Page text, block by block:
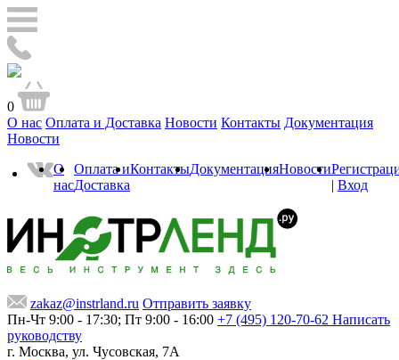
0
О нас Оплата и Доставка Новости Контакты Документация
Новости
О
нас
Оплата и
Доставка
КонтактыДокументацияНовости
| Вход
zakaz@instrland.ru Отправить заявку
Пн-Чт 9:00 - 17:30; Пт 9:00 - 16:00 +7 (495) 120-70-62 Написать
руководству
г. Москва, ул. Чусовская, 7А